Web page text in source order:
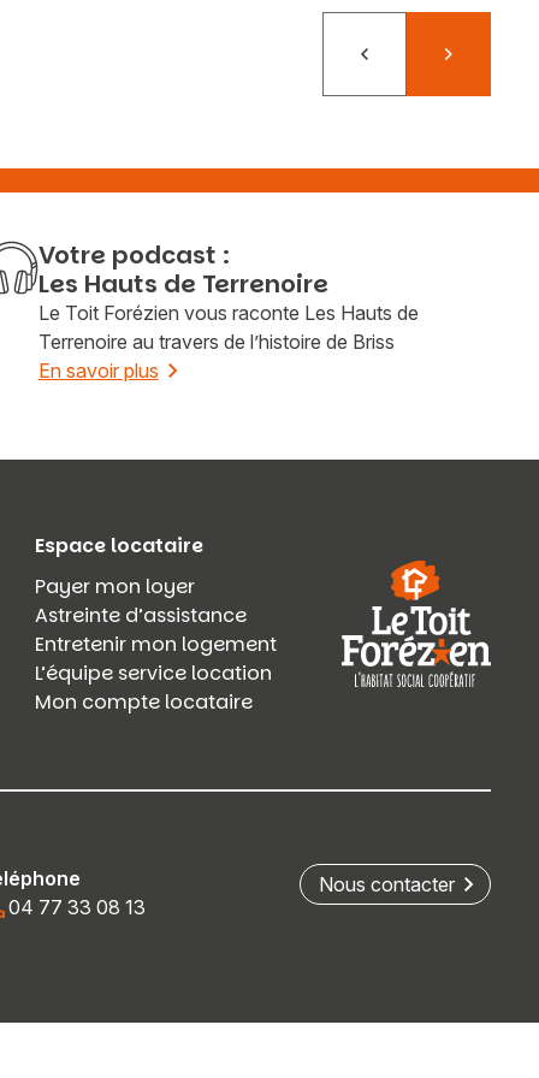
PrécédentSuivant
Votre podcast :
Les Hauts de Terrenoire
Le Toit Forézien vous raconte Les Hauts de
Terrenoire au travers de l’histoire de Briss
En savoir plus
Espace locataire
Payer mon loyer
Astreinte d’assistance
Entretenir mon logement
L’équipe service location
Mon compte locataire
04 77 33 08 13
Nous contacter